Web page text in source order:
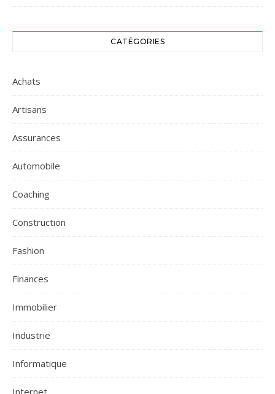
CATÉGORIES
Achats
Artisans
Assurances
Automobile
Coaching
Construction
Fashion
Finances
Immobilier
Industrie
Informatique
Internet